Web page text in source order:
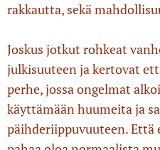
rakkautta, sekä
Joskus jotkut rohkeat
julkisuuteen ja kertovat
perhe, jossa ongelmat
käyttämään huumeita ja
päihderiippuvuuteen. Että